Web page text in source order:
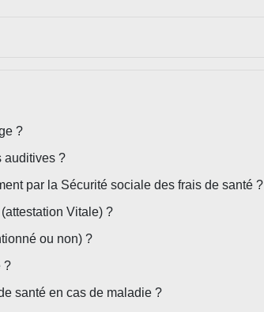
?
auditives ?
par la Sécurité sociale des frais de santé ?
Vitale) ?
ou non) ?
?
santé en cas de maladie ?